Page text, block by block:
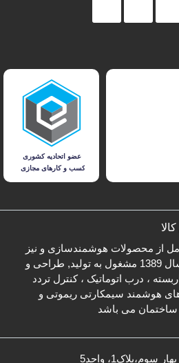
از محصولات هوشمندسازی و نیز
امنیتی حفاظتی است که از سال 1389 مشغول به تولید, طراحی و
، درب اتوماتیک ، کنترل تردد
هوشمند سیمکارتی ریموتی و
واحد5